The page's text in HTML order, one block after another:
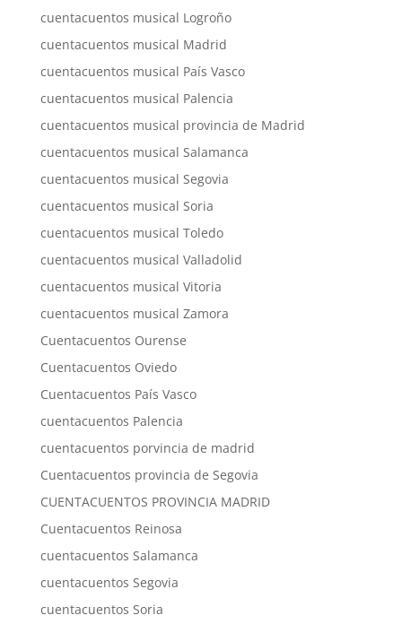
cuentacuentos musical Logroño
cuentacuentos musical Madrid
cuentacuentos musical País Vasco
cuentacuentos musical Palencia
cuentacuentos musical provincia de Madrid
cuentacuentos musical Salamanca
cuentacuentos musical Segovia
cuentacuentos musical Soria
cuentacuentos musical Toledo
cuentacuentos musical Valladolid
cuentacuentos musical Vitoria
cuentacuentos musical Zamora
Cuentacuentos Ourense
Cuentacuentos Oviedo
Cuentacuentos País Vasco
cuentacuentos Palencia
cuentacuentos porvincia de madrid
Cuentacuentos provincia de Segovia
CUENTACUENTOS PROVINCIA MADRID
Cuentacuentos Reinosa
cuentacuentos Salamanca
cuentacuentos Segovia
cuentacuentos Soria